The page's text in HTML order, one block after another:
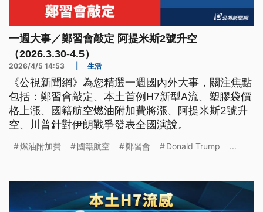
一週大事／鄭習會敲定 阿提米斯2號升空
（2026.3.30-4.5）
2026/4/5 14:53 生活
《公視新聞網》為您精選一週國內外大事，關注焦點
包括：鄭習會敲定、本土首例H7新型A流、塑膠袋價
格上漲、國籍航空燃油附加費將漲、阿提米斯2號升
空、川普針對伊朗戰爭發表全國演說。
燃油附加費 國籍航空 鄭習會 Donald Trump ...